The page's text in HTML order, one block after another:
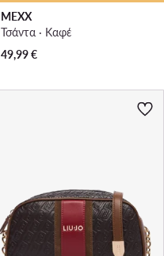
MEXX
Τσάντα · Καφέ
49,99€